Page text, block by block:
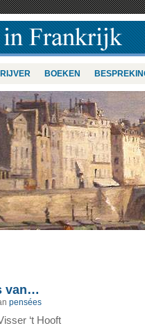
BOEKEN
van…
pensées
‘t Hooft